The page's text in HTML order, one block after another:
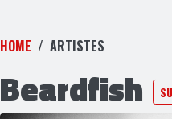
HOME ARTISTES
Beardfish